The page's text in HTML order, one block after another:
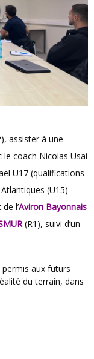
assister à une
le coach Nicolas Usai
U17 (qualifications
(U15)
l’Aviron Bayonnais
(R1), suivi d’un
du terrain, dans